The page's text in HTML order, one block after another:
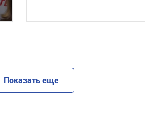
Показать еще